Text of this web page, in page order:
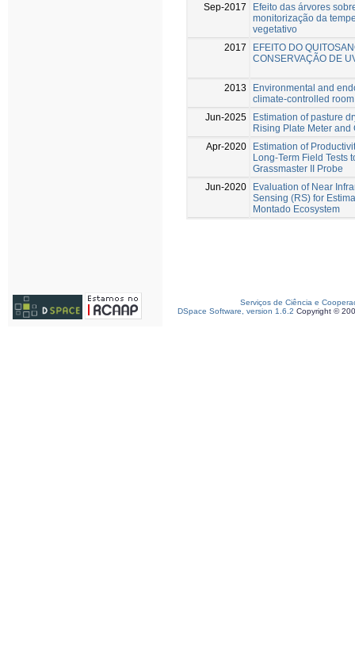
Sep-2017
Efeito das árvores
monitorização da
vegetativo
2017
EFEITO DO
CONSERVAÇÃO DE
2013
Environmental and
climate-controlled
Jun-2025
Estimation of pasture
Rising Plate Meter and
Apr-2020
Estimation of
Long-Term Field Tests
Grassmaster II Probe
Jun-2020
Evaluation of Near
Sensing (RS) for
Montado Ecosystem
Serviços de Ciência e
DSpace Software, version 1.6.2 Copyright ©